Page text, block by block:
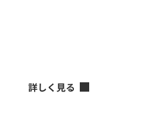
詳しく見る